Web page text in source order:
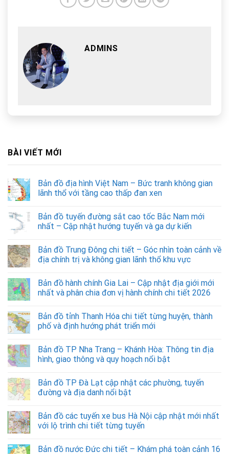
ADMINS
BÀI VIẾT MỚI
Bản đồ địa hình Việt Nam – Bức tranh không gian
lãnh thổ với tầng cao thấp đan xen
Bản đồ tuyến đường sắt cao tốc Bắc Nam mới
nhất – Cập nhật hướng tuyến và ga dự kiến
Bản đồ Trung Đông chi tiết – Góc nhìn toàn cảnh về
địa chính trị và không gian lãnh thổ khu vực
Bản đồ hành chính Gia Lai – Cập nhật địa giới mới
nhất và phân chia đơn vị hành chính chi tiết 2026
Bản đồ tỉnh Thanh Hóa chi tiết từng huyện, thành
phố và định hướng phát triển mới
Bản đồ TP Nha Trang – Khánh Hòa: Thông tin địa
hình, giao thông và quy hoạch nổi bật
Bản đồ TP Đà Lạt cập nhật các phường, tuyến
đường và địa danh nổi bật
Bản đồ các tuyến xe bus Hà Nội cập nhật mới nhất
với lộ trình chi tiết từng tuyến
Bản đồ nước Đức chi tiết – Khám phá toàn cảnh 16